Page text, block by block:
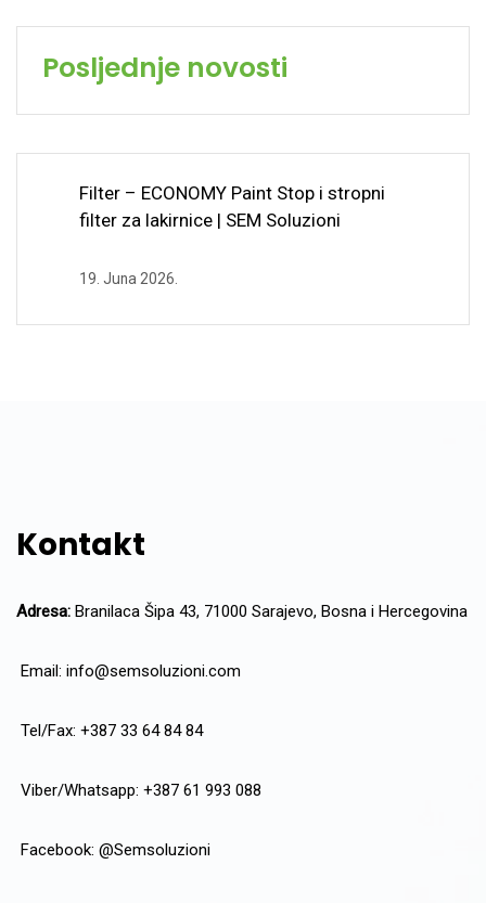
Posljednje novosti
Filter – ECONOMY Paint Stop i stropni
filter za lakirnice | SEM Soluzioni
19. Juna 2026.
Kontakt
Adresa: Branilaca Šipa 43, 71000 Sarajevo, Bosna i Hercegovina
Email: info@semsoluzioni.com
Tel/Fax: +387 33 64 84 84
Viber/Whatsapp: +387 61 993 088
Facebook: @Semsoluzioni